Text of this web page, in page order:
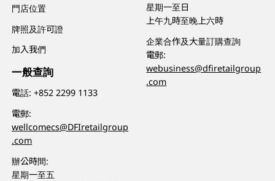
門店位置
牌照及許可證
加入我們
一般查詢
電話:+852 2299 1133
電郵:
wellcomecs@DFIretailgroup
.com
辦公時間:
星期一至五
星期一至日
上午九時至晚上六時
企業合作及大量訂購查詢
電郵:
webusiness@dfiretailgroup
.com